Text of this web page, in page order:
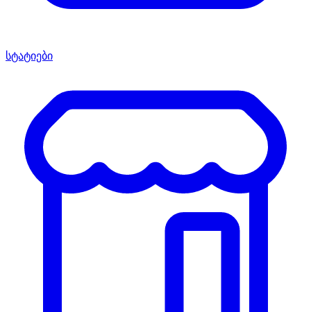
სტატიები